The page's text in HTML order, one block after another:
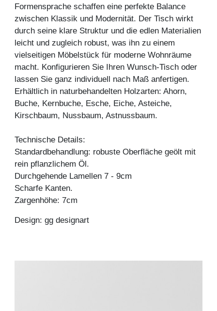
Formensprache schaffen eine perfekte Balance
zwischen Klassik und Modernität. Der Tisch wirkt
durch seine klare Struktur und die edlen Materialien
leicht und zugleich robust, was ihn zu einem
vielseitigen Möbelstück für moderne Wohnräume
macht. Konfigurieren Sie Ihren Wunsch-Tisch oder
lassen Sie ganz individuell nach Maß anfertigen.
Erhältlich in naturbehandelten Holzarten: Ahorn,
Buche, Kernbuche, Esche, Eiche, Asteiche,
Kirschbaum, Nussbaum, Astnussbaum.
Technische Details:
Standardbehandlung: robuste Oberfläche geölt mit
rein pflanzlichem Öl.
Durchgehende Lamellen 7 - 9cm
Scharfe Kanten.
Zargenhöhe: 7cm
Design: gg designart